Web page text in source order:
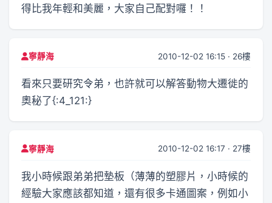
得比我年輕和美麗，大家自己配對囉！！
寧靜海 2010-12-02 16:15 · 26樓
看來只要研究令弟，也許就可以解答動物大遷徙的
奧秘了{:4_121:}
寧靜海 2010-12-02 16:17 · 27樓
我小時候跟弟弟把墊板（薄薄的塑膠片，小時候的
經驗大家應該都知道，還有很多卡通圖案，例如小